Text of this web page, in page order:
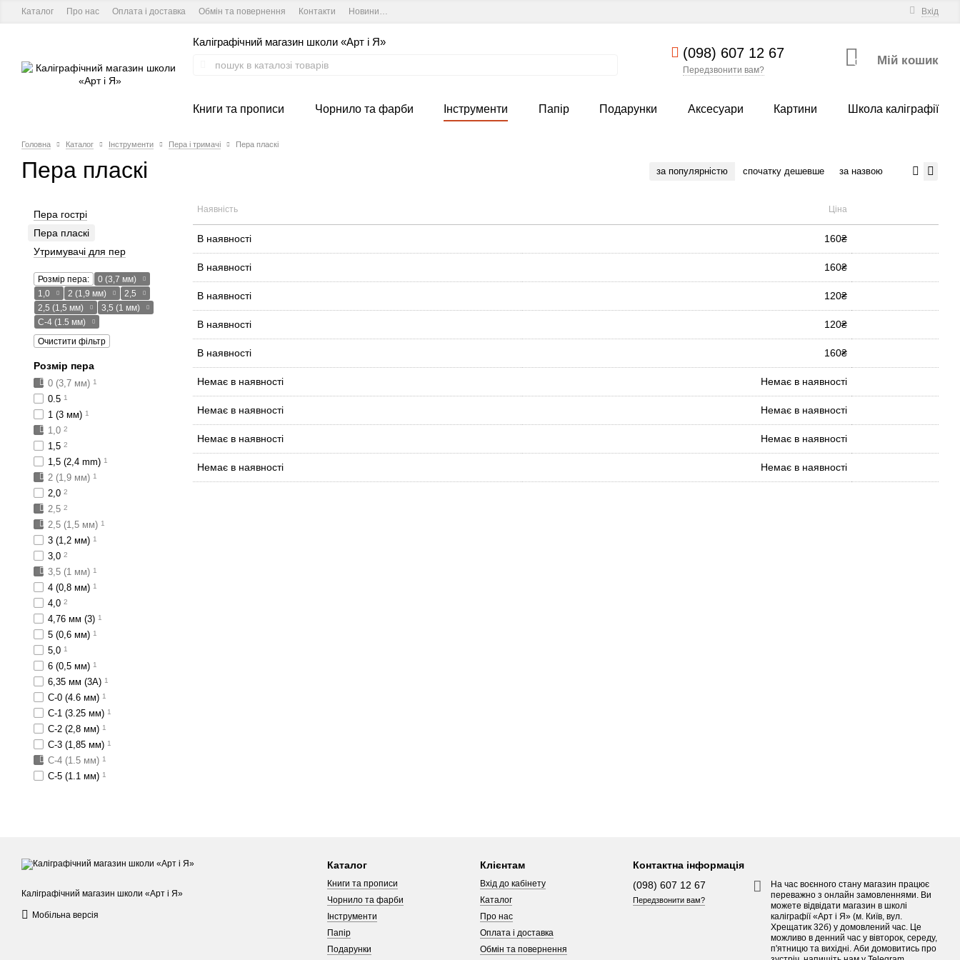
Каталог Про нас Оплата і доставка Обмін та повернення Контакти Новини та курси студії Вхід
Каліграфічний магазин школи «Арт і Я»
(098) 607 12 67
Передзвонити вам?
0 Мій кошик
Книги та прописи Чорнило та фарби Інструменти Папір Подарунки Аксесуари Картини Школа каліграфії
Головна Каталог Інструменти Пера і тримачі Пера пласкі
Пера пласкі за популярністю спочатку дешевше за назвою
Наявність Ціна
В наявності 160₴
В наявності 160₴
В наявності 120₴
В наявності 120₴
В наявності 160₴
Немає в наявності Немає в наявності
Немає в наявності Немає в наявності
Немає в наявності Немає в наявності
Немає в наявності Немає в наявності
Пера гострі
Пера пласкі
Утримувачі для пер
Розмір пера:
0 (3,7 мм)
1,0
2 (1,9 мм)
2,5
2,5 (1,5 мм)
3,5 (1 мм)
C-4 (1.5 мм)
Очистити фільтр
Розмір пера
0 (3,7 мм) 1
0.5 1
1 (3 мм) 1
1,0 2
1,5 2
1,5 (2,4 mm) 1
2 (1,9 мм) 1
2,0 2
2,5 2
2,5 (1,5 мм) 1
3 (1,2 мм) 1
3,0 2
3,5 (1 мм) 1
4 (0,8 мм) 1
4,0 2
4,76 мм (3) 1
5 (0,6 мм) 1
5,0 1
6 (0,5 мм) 1
6,35 мм (3А) 1
C-0 (4.6 мм) 1
C-1 (3.25 мм) 1
C-2 (2,8 мм) 1
C-3 (1,85 мм) 1
C-4 (1.5 мм) 1
C-5 (1.1 мм) 1
Каліграфічний магазин школи «Арт і Я»
Мобільна версія
Каталог
Книги та прописи
Чорнило та фарби
Інструменти
Папір
Подарунки
Клієнтам
Вхід до кабінету
Каталог
Про нас
Оплата і доставка
Обмін та повернення
Контактна інформація
(098) 607 12 67
Передзвонити вам?
На час воєнного стану магазин працює
переважно з онлайн замовленнями. Ви
можете відвідати магазин в школі
каліграфії «Арт і Я» (м. Київ, вул.
Хрещатик 32б) у домовлений час. Це
можливо в денний час у вівторок, середу,
п'ятницю та вихідні. Аби домовитись про